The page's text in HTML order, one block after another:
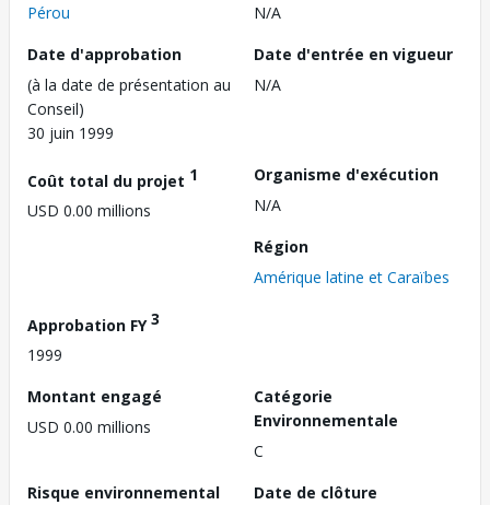
Pérou
N/A
Date d'approbation
(à la date de présentation au
Conseil)
30 juin 1999
Date d'entrée en vigueur
N/A
Coût total du projet 1
USD 0.00 millions
Organisme d'exécution
N/A
Région
Amérique latine et Caraïbes
Approbation FY3
1999
Montant engagé
USD 0.00 millions
Catégorie
Environnementale
C
Risque environnemental
Date de clôture